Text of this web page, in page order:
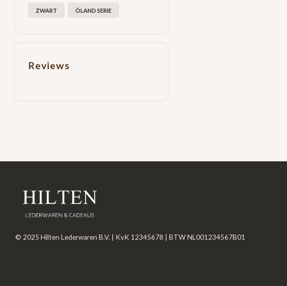
ZWART ÖLAND SERIE
Reviews
© 2025 Hilten Lederwaren B.V. | KvK 12345678 | BTW NL001234567B01